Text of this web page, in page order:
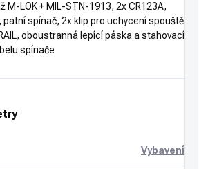
M-LOK + MIL-STN-1913, 2x CR123A,
patní spínač, 2x klip pro uchycení spouště
oboustranná lepící páska a stahovací
spínače
Vybavení